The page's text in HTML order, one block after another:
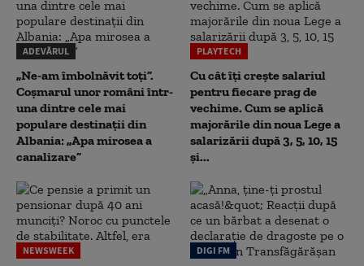
ADEVĂRUL
„Ne-am îmbolnăvit toți”.
Coșmarul unor români într-
una dintre cele mai
populare destinații din
Albania: „Apa mirosea a
canalizare”
PLAYTECH
Cu cât îți crește salariul
pentru fiecare prag de
vechime. Cum se aplică
majorările din noua Lege a
salarizării după 3, 5, 10, 15
și...
NEWSWEEK DIGI FM